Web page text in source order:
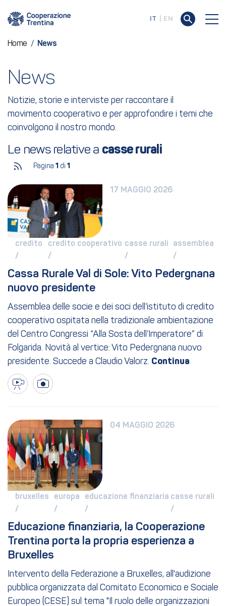
IT EN
Home / News
News
Notizie, storie e interviste per raccontare il
movimento cooperativo e per approfondire i temi che
coinvolgono il nostro mondo.
Le news relative a casse rurali
Pagina 1 di 1
17 MAGGIO 2026
credito
/
credito cooperativo
/
casse rurali
/
assemblea
/
Cassa Rurale Val di Sole: Vito Pedergnana
nuovo presidente
Assemblea delle socie e dei soci dell’istituto di credito
cooperativo ospitata nella tradizionale ambientazione
del Centro Congressi “Alla Sosta dell’Imperatore” di
Folgarida. Novità al vertice: Vito Pedergnana nuovo
presidente. Succede a Claudio Valorz.
04 MAGGIO 2026
bruxelles
/
europa
/
educazione finanziaria
/
casse rurali
/
Educazione finanziaria, la Cooperazione
Trentina porta la propria esperienza a
Bruxelles
Intervento della Federazione a Bruxelles, all'audizione
pubblica organizzata dal Comitato Economico e Sociale
Europeo (CESE) sul tema "Il ruolo delle organizzazioni